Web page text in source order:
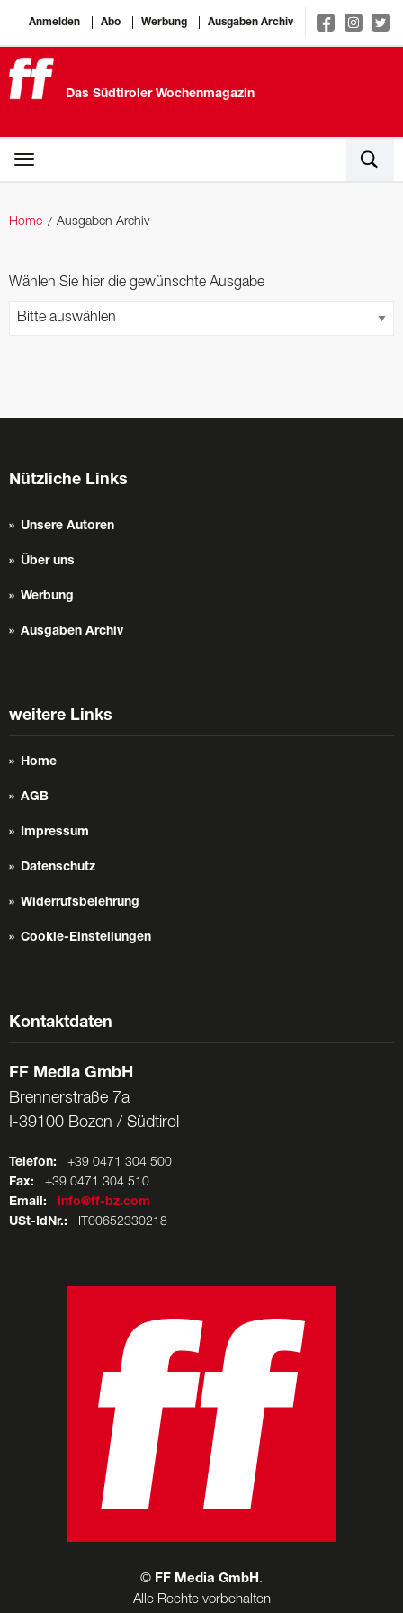
Anmelden Abo Werbung Ausgaben Archiv
Das Südtiroler Wochenmagazin
Home Ausgaben Archiv
Wählen Sie hier die gewünschte Ausgabe
Nützliche Links
Unsere Autoren
Über uns
Werbung
Ausgaben Archiv
weitere Links
Home
AGB
Impressum
Datenschutz
Widerrufsbelehrung
Cookie-Einstellungen
Kontaktdaten
FF Media GmbH
Brennerstraße 7a
I-39100 Bozen / Südtirol
Telefon: +39 0471 304 500
Fax: +39 0471 304 510
Email:
info@ff-bz.com
USt-IdNr.: IT00652330218
© FF Media GmbH .
Alle Rechte vorbehalten